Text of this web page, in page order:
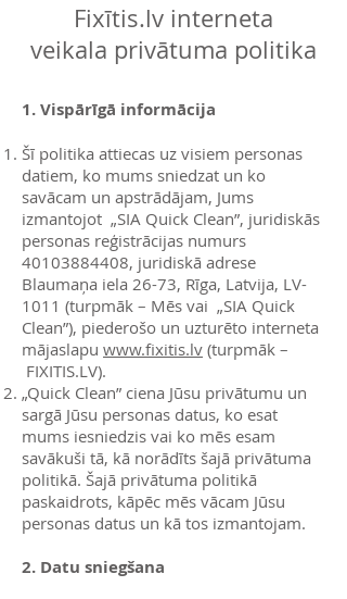
Fixītis.lv interneta
veikala privātuma politika
1. Vispārīgā informācija
Šī politika attiecas uz visiem personas
datiem, ko mums sniedzat un ko
savācam un apstrādājam, Jums
izmantojot „SIA Quick Clean”, juridiskās
personas reģistrācijas numurs
40103884408, juridiskā adrese
Blaumaņa iela 26-73, Rīga, Latvija, LV-
1011 (turpmāk – Mēs vai „SIA Quick
Clean”), piederošo un uzturēto interneta
mājaslapu www.fixitis.lv (turpmāk –
FIXITIS.LV).
„Quick Clean” ciena Jūsu privātumu un
sargā Jūsu personas datus, ko esat
mums iesniedzis vai ko mēs esam
savākuši tā, kā norādīts šajā privātuma
politikā. Šajā privātuma politikā
paskaidrots, kāpēc mēs vācam Jūsu
personas datus un kā tos izmantojam.
2. Datu sniegšana